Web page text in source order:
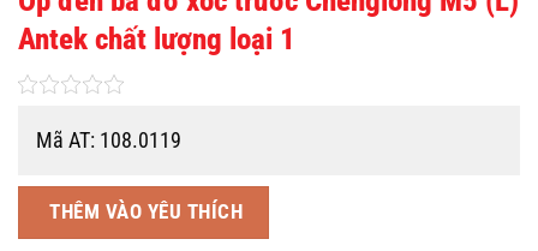
Antek chất lượng loại 1
Mã AT: 108.0119
THÊM VÀO YÊU THÍCH